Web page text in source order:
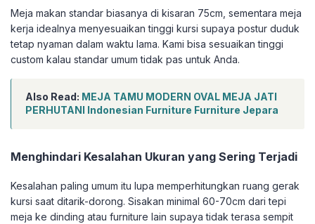
Meja makan standar biasanya di kisaran 75cm, sementara meja
kerja idealnya menyesuaikan tinggi kursi supaya postur duduk
tetap nyaman dalam waktu lama. Kami bisa sesuaikan tinggi
custom kalau standar umum tidak pas untuk Anda.
Also Read: MEJA TAMU MODERN OVAL MEJA JATI
PERHUTANI Indonesian Furniture Furniture Jepara
Menghindari Kesalahan Ukuran yang Sering Terjadi
Kesalahan paling umum itu lupa memperhitungkan ruang gerak
kursi saat ditarik-dorong. Sisakan minimal 60-70cm dari tepi
meja ke dinding atau furniture lain supaya tidak terasa sempit